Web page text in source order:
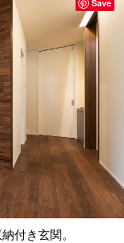
付き玄関。
Save